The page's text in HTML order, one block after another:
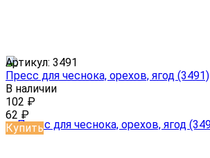
Артикул: 3491
Пресс для чеснока, орехов, ягод (3491)
В наличии
102 ₽
62 ₽
Купить